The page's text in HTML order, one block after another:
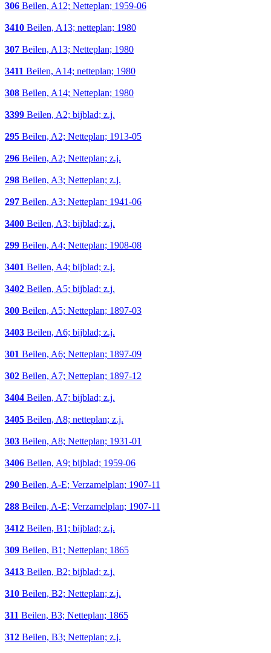
306 Beilen, A12; Netteplan; 1959-06
3410 Beilen, A13; netteplan; 1980
307 Beilen, A13; Netteplan; 1980
3411 Beilen, A14; netteplan; 1980
308 Beilen, A14; Netteplan; 1980
3399 Beilen, A2; bijblad; z.j.
295 Beilen, A2; Netteplan; 1913-05
296 Beilen, A2; Netteplan; z.j.
298 Beilen, A3; Netteplan; z.j.
297 Beilen, A3; Netteplan; 1941-06
3400 Beilen, A3; bijblad; z.j.
299 Beilen, A4; Netteplan; 1908-08
3401 Beilen, A4; bijblad; z.j.
3402 Beilen, A5; bijblad; z.j.
300 Beilen, A5; Netteplan; 1897-03
3403 Beilen, A6; bijblad; z.j.
301 Beilen, A6; Netteplan; 1897-09
302 Beilen, A7; Netteplan; 1897-12
3404 Beilen, A7; bijblad; z.j.
3405 Beilen, A8; netteplan; z.j.
303 Beilen, A8; Netteplan; 1931-01
3406 Beilen, A9; bijblad; 1959-06
290 Beilen, A-E; Verzamelplan; 1907-11
288 Beilen, A-E; Verzamelplan; 1907-11
3412 Beilen, B1; bijblad; z.j.
309 Beilen, B1; Netteplan; 1865
3413 Beilen, B2; bijblad; z.j.
310 Beilen, B2; Netteplan; z.j.
311 Beilen, B3; Netteplan; 1865
312 Beilen, B3; Netteplan; z.j.